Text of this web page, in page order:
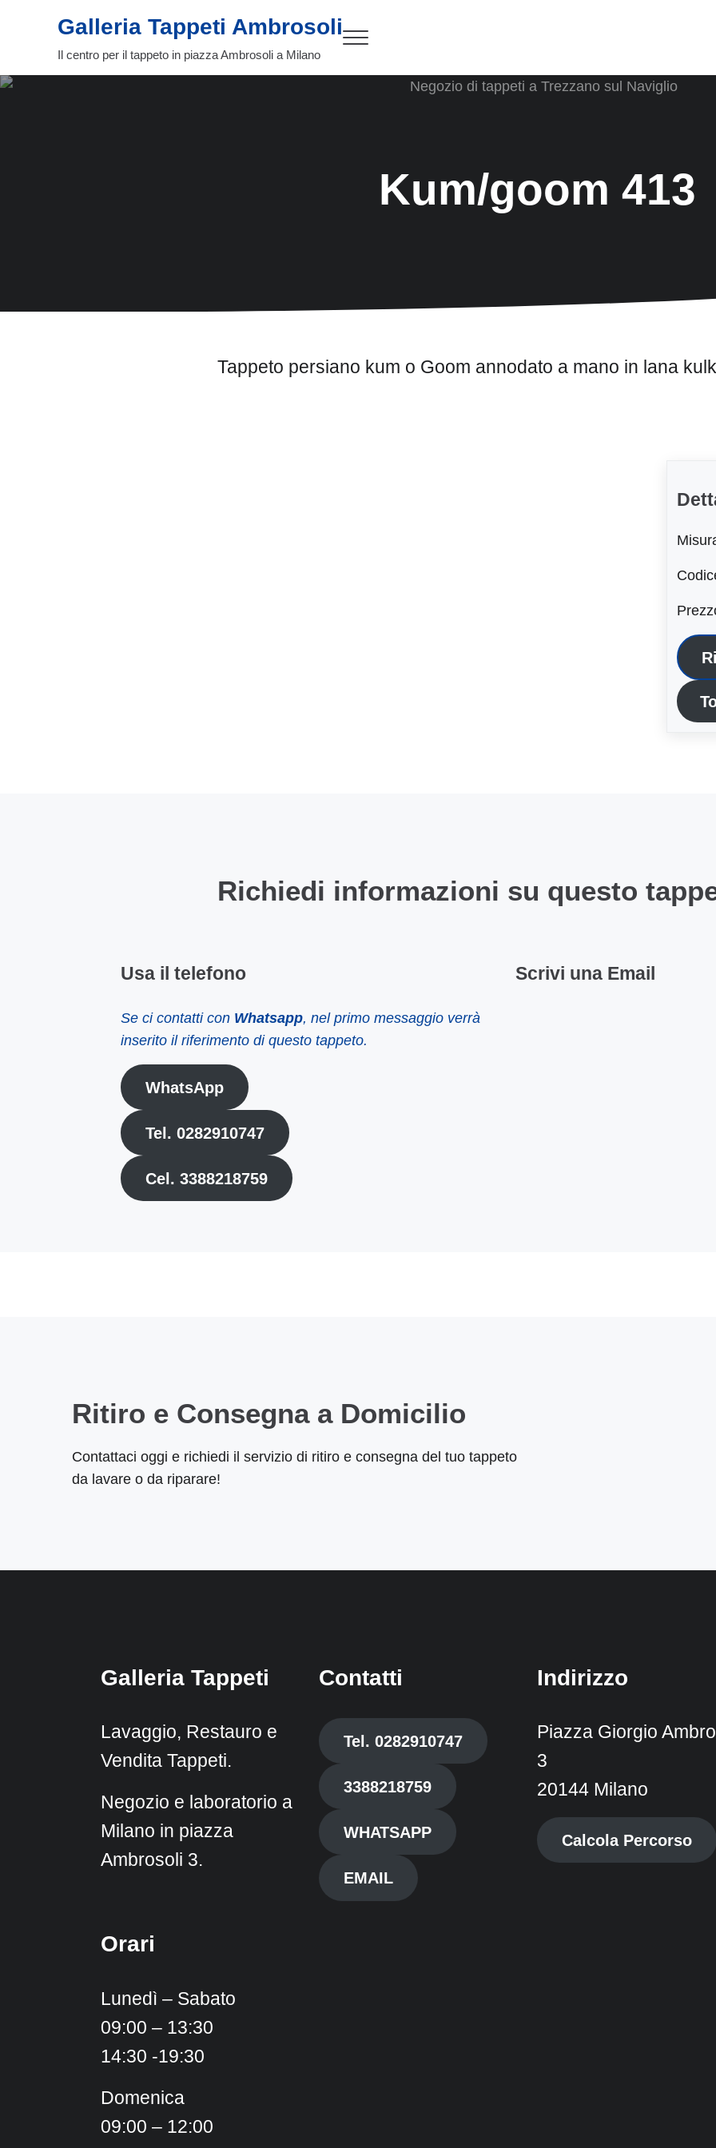
Galleria Tappeti Ambrosoli
Il centro per il tappeto in piazza Ambrosoli a Milano
Menu
Kum/goom 413
Tappeto persiano kum o Goom annodato a mano in lana
Richiedi informazioni su questo
Usa il telefono
Se ci contatti con Whatsapp, nel primo messaggio verrà
inserito il riferimento di questo tappeto.
WhatsApp
Tel. 0282910747
Cel. 3388218759
Scrivi una Email
Ritiro e Consegna a Domicilio
Contattaci oggi e richiedi il servizio di ritiro e consegna del tuo tappeto
da lavare o da riparare!
Galleria Tappeti
Lavaggio, Restauro e
Vendita Tappeti.
Negozio e laboratorio a
Milano in piazza
Ambrosoli 3.
Orari
Lunedì – Sabato
09:00 – 13:30
14:30 -19:30
Domenica
09:00 – 12:00
Contatti
Tel. 0282910747
3388218759
WHATSAPP
EMAIL
Indirizzo
Piazza Giorgio
3
20144 Milano
Calcola Percorso